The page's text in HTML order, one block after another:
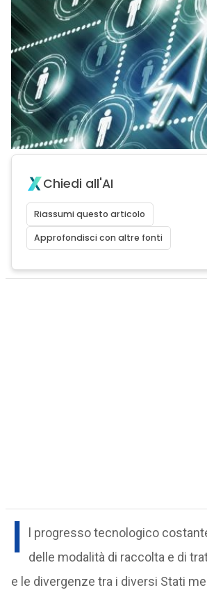
Chiedi all'AI
Riassumi questo articolo
Approfondisci con altre fonti
I
l progresso tecnologico
delle modalità di raccolta e di
e le divergenze tra i diversi Stati